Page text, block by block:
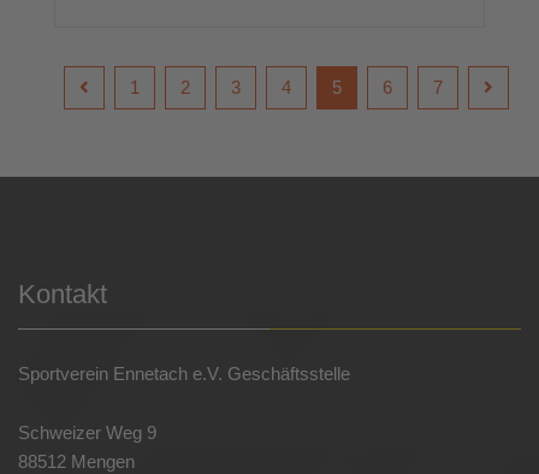
1 2 3 4 5 6 7
Kontakt
Sportverein Ennetach e.V. Geschäftsstelle
Schweizer Weg 9
88512 Mengen